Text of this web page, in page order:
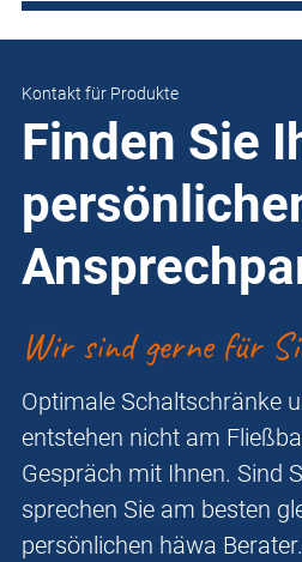
Kontakt für Produkte
Finden Sie
Wir sind gerne für
Optimale Schaltschränke
entstehen nicht am
Gespräch mit Ihnen. Sind
sprechen Sie am besten
persönlichen häwa Berater.